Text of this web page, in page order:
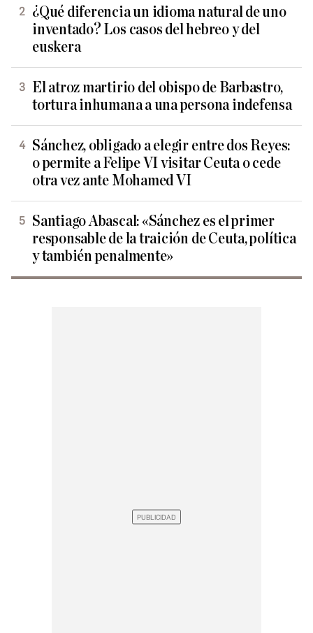
¿Qué diferencia un idioma natural de uno
inventado? Los casos del hebreo y del
euskera
El atroz martirio del obispo de Barbastro,
tortura inhumana a una persona indefensa
Sánchez, obligado a elegir entre dos Reyes:
o permite a Felipe VI visitar Ceuta o cede
otra vez ante Mohamed VI
Santiago Abascal: «Sánchez es el primer
responsable de la traición de Ceuta, política
y también penalmente»